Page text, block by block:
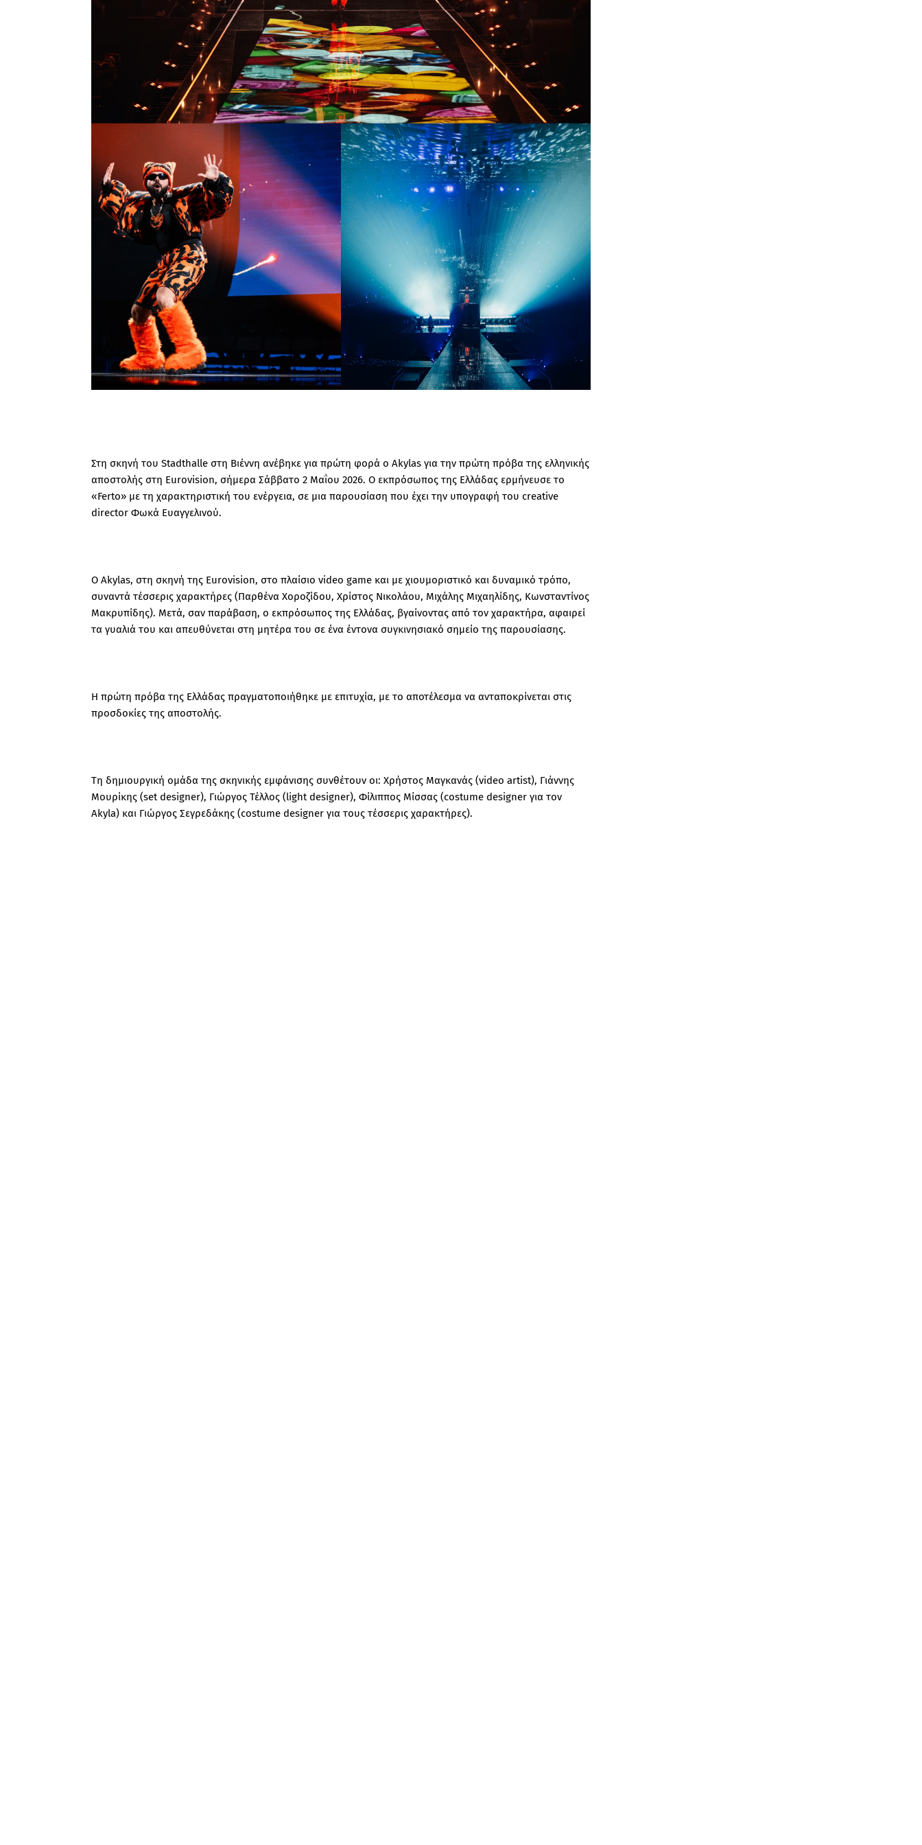
Στη σκηνή του Stadthalle στη Βιέννη ανέβηκε για πρώτη φορά ο Akylas για την πρώτη πρόβα της ελληνικής
αποστολής στη Eurovision, σήμερα Σάββατο 2 Μαΐου 2026. Ο εκπρόσωπος της Ελλάδας ερμήνευσε το
«Ferto» με τη χαρακτηριστική του ενέργεια, σε μια παρουσίαση που έχει την υπογραφή του creative
director Φωκά Ευαγγελινού.
Ο Akylas, στη σκηνή της Eurovision, στο πλαίσιο video game και με χιουμοριστικό και δυναμικό τρόπο,
συναντά τέσσερις χαρακτήρες (Παρθένα Χοροζίδου, Χρίστος Νικολάου, Μιχάλης Μιχαηλίδης, Κωνσταντίνος
Μακρυπίδης). Μετά, σαν παράβαση, ο εκπρόσωπος της Ελλάδας, βγαίνοντας από τον χαρακτήρα, αφαιρεί
τα γυαλιά του και απευθύνεται στη μητέρα του σε ένα έντονα συγκινησιακό σημείο της παρουσίασης.
Η πρώτη πρόβα της Ελλάδας πραγματοποιήθηκε με επιτυχία, με το αποτέλεσμα να ανταποκρίνεται στις
προσδοκίες της αποστολής.
Τη δημιουργική ομάδα της σκηνικής εμφάνισης συνθέτουν οι: Χρήστος Μαγκανάς (video artist), Γιάννης
Μουρίκης (set designer), Γιώργος Τέλλος (light designer), Φίλιππος Μίσσας (costume designer για τον
Akyla) και Γιώργος Σεγρεδάκης (costume designer για τους τέσσερις χαρακτήρες).